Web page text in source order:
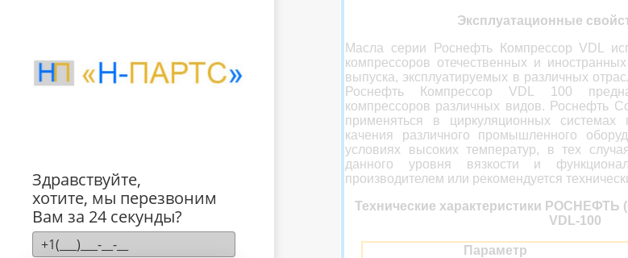
Эксплуатационные
Масла серии Роснефть Компрессор VDL
компрессоров отечественных и
выпуска, эксплуатируемых в различных
Роснефть Компрессор VDL 100
компрессоров различных видов. Роснефть
применяться в циркуляционных системах
качения различного промышленного
условиях высоких температур, в тех
данного уровня вязкости и
производителем или рекомендуется
Технические характеристики
VDL-100
Параметр
Здравствуйте,
хотите, мы перезвоним
Вам за 24 секунды?